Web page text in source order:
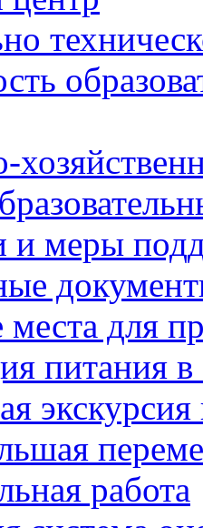
и меры
места для
питания в
работа